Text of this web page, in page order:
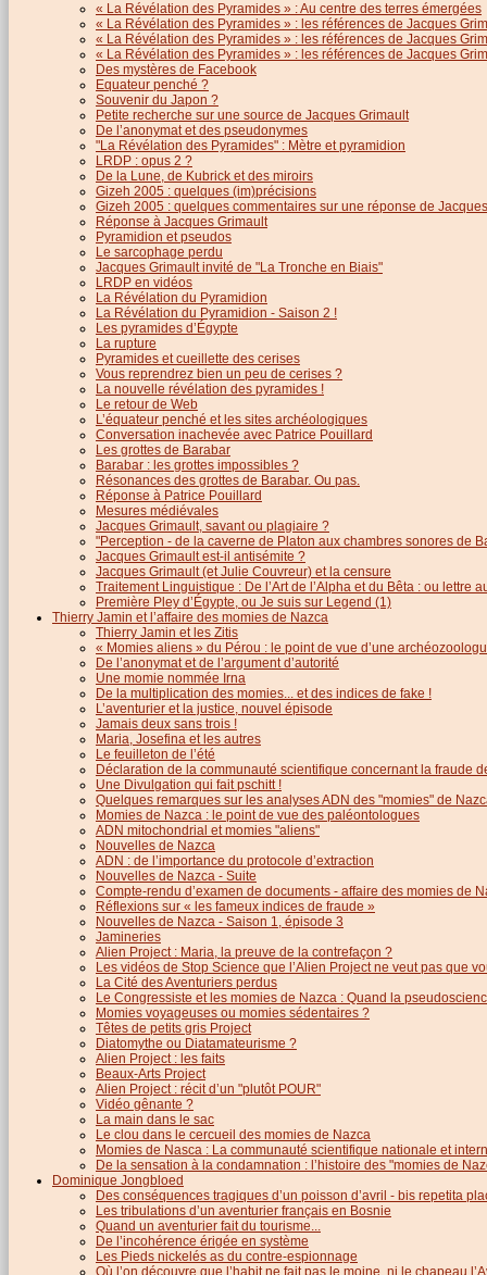
« La Révélation des Pyramides » : Au centre des terres émergées
« La Révélation des Pyramides » : les références de Jacques
« La Révélation des Pyramides » : les références de Jacques
« La Révélation des Pyramides » : les références de Jacques
Des mystères de Facebook
Equateur penché ?
Souvenir du Japon ?
Petite recherche sur une source de Jacques Grimault
De l’anonymat et des pseudonymes
"La Révélation des Pyramides" : Mètre et pyramidion
LRDP : opus 2 ?
De la Lune, de Kubrick et des miroirs
Gizeh 2005 : quelques (im)précisions
Gizeh 2005 : quelques commentaires sur une réponse de
Réponse à Jacques Grimault
Pyramidion et pseudos
Le sarcophage perdu
Jacques Grimault invité de "La Tronche en Biais"
LRDP en vidéos
La Révélation du Pyramidion
La Révélation du Pyramidion - Saison 2 !
Les pyramides d’Égypte
La rupture
Pyramides et cueillette des cerises
Vous reprendrez bien un peu de cerises ?
La nouvelle révélation des pyramides !
Le retour de Web
L’équateur penché et les sites archéologiques
Conversation inachevée avec Patrice Pouillard
Les grottes de Barabar
Barabar : les grottes impossibles ?
Résonances des grottes de Barabar. Ou pas.
Réponse à Patrice Pouillard
Mesures médiévales
Jacques Grimault, savant ou plagiaire ?
"Perception - de la caverne de Platon aux chambres sonores de
Jacques Grimault est-il antisémite ?
Jacques Grimault (et Julie Couvreur) et la censure
Traitement Linguistique : De l’Art de l’Alpha et du Bêta : ou lettre
Première Pley d’Égypte, ou Je suis sur Legend (1)
Thierry Jamin et l’affaire des momies de Nazca
Thierry Jamin et les Zitis
« Momies aliens » du Pérou : le point de vue d’une
De l’anonymat et de l’argument d’autorité
Une momie nommée Irna
De la multiplication des momies... et des indices de fake !
L’aventurier et la justice, nouvel épisode
Jamais deux sans trois !
Maria, Josefina et les autres
Le feuilleton de l’été
Déclaration de la communauté scientifique concernant la fraude
Une Divulgation qui fait pschitt !
Quelques remarques sur les analyses ADN des "momies" de
Momies de Nazca : le point de vue des paléontologues
ADN mitochondrial et momies "aliens"
Nouvelles de Nazca
ADN : de l’importance du protocole d’extraction
Nouvelles de Nazca - Suite
Compte-rendu d’examen de documents - affaire des momies de
Réflexions sur « les fameux indices de fraude »
Nouvelles de Nazca - Saison 1, épisode 3
Jamineries
Alien Project : Maria, la preuve de la contrefaçon ?
Les vidéos de Stop Science que l’Alien Project ne veut pas que
La Cité des Aventuriers perdus
Le Congressiste et les momies de Nazca : Quand la
Momies voyageuses ou momies sédentaires ?
Têtes de petits gris Project
Diatomythe ou Diatamateurisme ?
Alien Project : les faits
Beaux-Arts Project
Alien Project : récit d’un "plutôt POUR"
Vidéo gênante ?
La main dans le sac
Le clou dans le cercueil des momies de Nazca
Momies de Nasca : La communauté scientifique nationale et
De la sensation à la condamnation : l’histoire des "momies de
Dominique Jongbloed
Des conséquences tragiques d’un poisson d’avril - bis repetita
Les tribulations d’un aventurier français en Bosnie
Quand un aventurier fait du tourisme...
De l’incohérence érigée en système
Les Pieds nickelés as du contre-espionnage